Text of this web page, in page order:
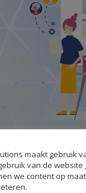
maakt gebruik
van de
we content op